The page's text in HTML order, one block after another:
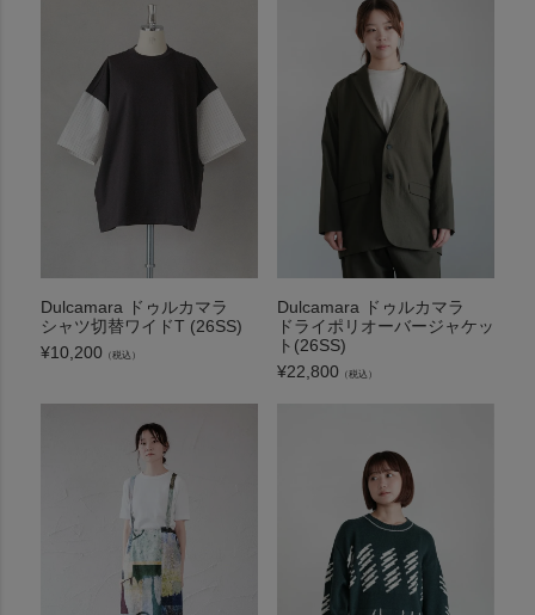
Dulcamara ドゥルカマラ
シャツ切替ワイドT (26SS)
¥10,200 （税込）
Dulcamara ドゥルカマラ
ドライポリオーバージャケッ
ト(26SS)
¥22,800 （税込）